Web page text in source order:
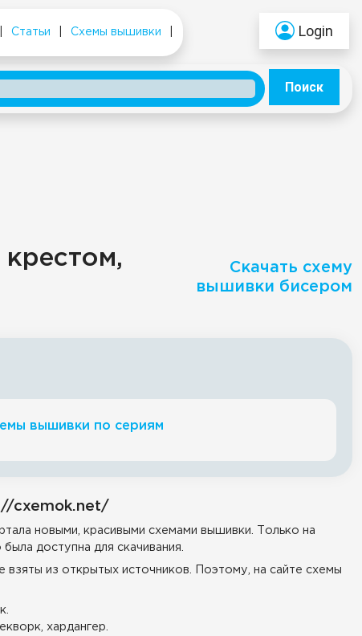
Статьи Схемы вышивки Login
Поиск
Скачать схему
вышивки бисером
вышивки по сериям
cxemok.net/
новыми, красивыми схемами вышивки. Только на
доступна для скачивания.
взяты из открытых источников. Поэтому, на сайте схемы
хардангер.